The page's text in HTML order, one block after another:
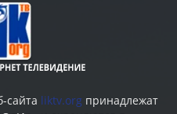
сайта liktv.org принадлежат